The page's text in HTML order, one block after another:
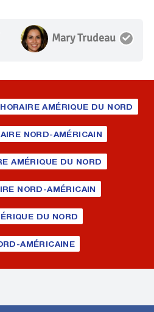
Mary Trudeau
AMÉRIQUE DU NORD
NORD-AMÉRICAIN
AMÉRIQUE DU NORD
NORD-AMÉRICAIN
DU NORD
AMÉRICAINE